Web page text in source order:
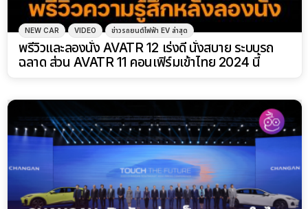
NEW CAR VIDEO ข่าวรถยนต์ไฟฟ้า EV ล่าสุด
พรีวิวและลองนั่ง AVATR 12 เร่งดี นั่งสบาย ระบบรถ
ฉลาด ส่วน AVATR 11 คอนเฟิร์มเข้าไทย 2024 นี้